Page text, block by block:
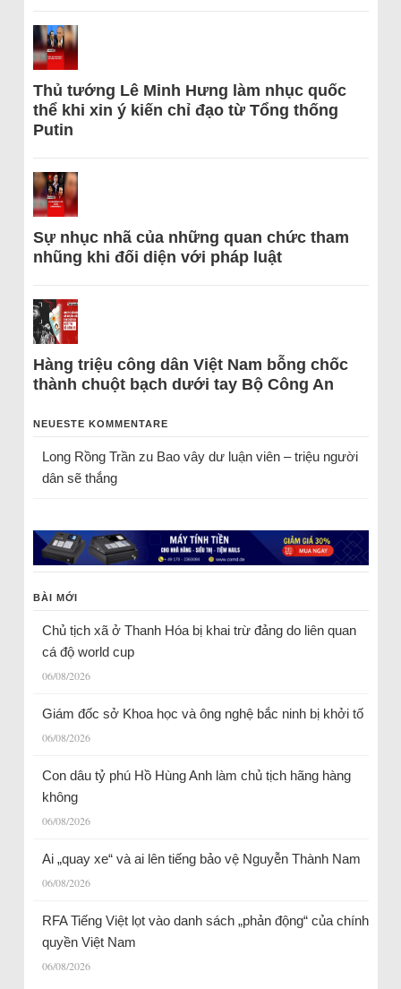
Thủ tướng Lê Minh Hưng làm nhục quốc
thể khi xin ý kiến chỉ đạo từ Tổng thống
Putin
Sự nhục nhã của những quan chức tham
nhũng khi đối diện với pháp luật
Hàng triệu công dân Việt Nam bỗng chốc
thành chuột bạch dưới tay Bộ Công An
NEUESTE KOMMENTARE
Long Rồng Trầnzu Bao vây dư luận viên – triệu người
dân sẽ thắng
BÀI MỚI
Chủ tịch xã ở Thanh Hóa bị khai trừ đảng do liên quan
cá độ world cup
06/08/2026
Giám đốc sở Khoa học và ông nghệ bắc ninh bị khởi tố
06/08/2026
Con dâu tỷ phú Hồ Hùng Anh làm chủ tịch hãng hàng
không
06/08/2026
Ai „quay xe“ và ai lên tiếng bảo vệ Nguyễn Thành Nam
06/08/2026
RFA Tiếng Việt lọt vào danh sách „phản động“ của chính
quyền Việt Nam
06/08/2026